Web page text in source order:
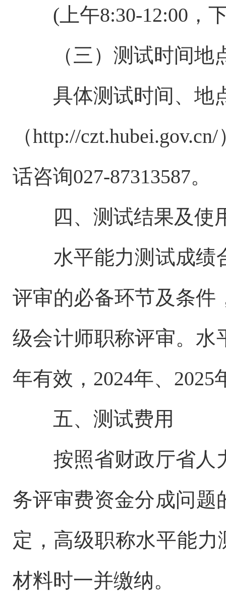
(上午8:30-12:00，
（三）测试时间地
具体测试时间、地
（http://
话咨询027-87313587。
四、测试结果及使
水平能力测试成绩
评审的必备环节及条件
级会计师职称评审。水
年有效，2024年、
五、测试费用
按照省财政厅省人
务评审费资金分成问题
定，高级职称水平能
材料时一并缴纳。